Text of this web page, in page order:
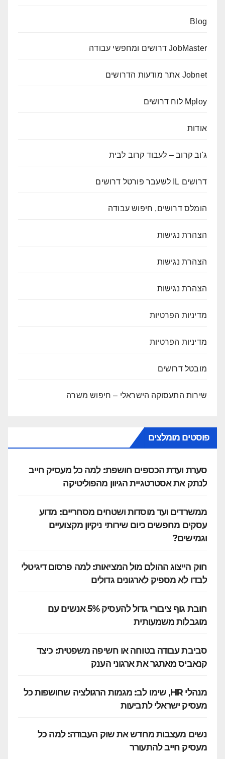
Blog
JobMaster דרושים ומחפשי עבודה
Jobnet אתר מודעות הדרושים
Mploy לוח דרושים
אודות
ג'וב קרוב – לעבוד קרוב לבית
דרושים IL לשעבר פורטל דרושים
הומלס דרושים, חיפוש עבודה
הצהרת נגישות
הצהרת נגישות
הצהרת נגישות
מדיניות הפרטיות
מדיניות הפרטיות
מובטל דרושים
שירות התעסוקה הישראלי – חיפוש משרה
פוסטים מומלצים
סערת ועדת הכספים חושפת: למה כל מעסיק חייב
לנתק את אסטרטגיית הגיוון מהפוליטיקה
ממשרדים ועד מוסדות ושטחים מסחריים: מדוע
עסקים מחפשים כיום שירותי ניקיון מקצועיים
וגמישים?
חוק הייצוג ההולם מול המציאות: למה פרסום דיגיטלי
לבדו לא מספיק לארגונים גדולים
חובת גוף ציבורי גדול להעסיק 5% אנשים עם
מוגבלות משמעותית
סביבת עבודה בטוחה או חשיפה משפטית: כיצד
קנאביס מאתגר את ארגוני הענק
מנהלי HR, שימו לב: מגמות הרגולציה שחושפות כל
מעסיק ישראלי לתביעות
נשים מעצבות מחדש את שוק העבודה: למה כל
מעסיק חייב להתעורר